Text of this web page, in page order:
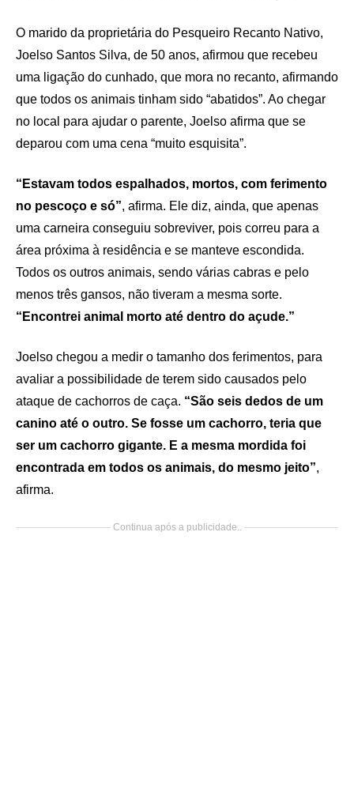
O marido da proprietária do Pesqueiro Recanto Nativo,
Joelso Santos Silva, de 50 anos, afirmou que recebeu
uma ligação do cunhado, que mora no recanto, afirmando
que todos os animais tinham sido “abatidos”. Ao chegar
no local para ajudar o parente, Joelso afirma que se
deparou com uma cena “muito esquisita”.
“Estavam todos espalhados, mortos, com ferimento
no pescoço e só”, afirma. Ele diz, ainda, que apenas
uma carneira conseguiu sobreviver, pois correu para a
área próxima à residência e se manteve escondida.
Todos os outros animais, sendo várias cabras e pelo
menos três gansos, não tiveram a mesma sorte.
“Encontrei animal morto até dentro do açude.”
Joelso chegou a medir o tamanho dos ferimentos, para
avaliar a possibilidade de terem sido causados pelo
ataque de cachorros de caça. “São seis dedos de um
canino até o outro. Se fosse um cachorro, teria que
ser um cachorro gigante. E a mesma mordida foi
encontrada em todos os animais, do mesmo jeito”,
afirma.
Continua após a publicidade..